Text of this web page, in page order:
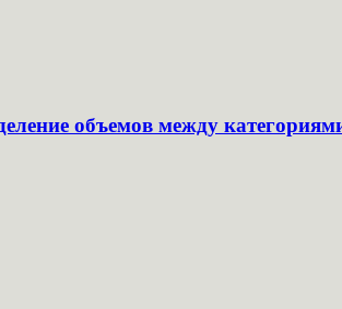
объемов между